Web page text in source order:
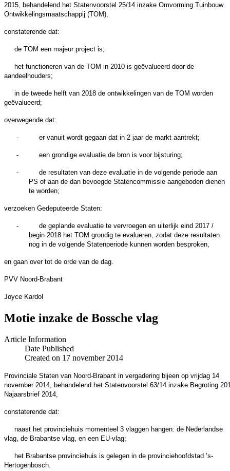
2015, behandelend het Statenvoorstel 25/14 inzake Omvorming Tuinbouw
Ontwikkelingsmaatschappij (TOM),
constaterende dat:
de TOM een majeur project is;
het functioneren van de TOM in 2010 is geëvalueerd door de
aandeelhouders;
in de tweede helft van 2018 de ontwikkelingen van de TOM worden
geëvalueerd;
overwegende dat:
- er vanuit wordt gegaan dat in 2 jaar de markt aantrekt;
- een grondige evaluatie de bron is voor bijsturing;
-
de resultaten van deze evaluatie in de volgende periode aan
PS of aan de dan bevoegde Statencommissie aangeboden dienen
te worden;
verzoeken Gedeputeerde Staten:
-
de geplande evaluatie te vervroegen en uiterlijk eind 2017 /
begin 2018 het TOM grondig te evalueren, zodat deze resultaten
nog in de volgende Statenperiode kunnen worden besproken,
en gaan over tot de orde van de dag.
PVV Noord-Brabant
Joyce Kardol
Motie inzake de Bossche vlag
Article Information
Date Published
Created on 17 november 2014
Provinciale Staten van Noord-Brabant in vergadering bijeen op vrijdag 14
november 2014, behandelend het Statenvoorstel 63/14 inzake Begroting
Najaarsbrief 2014,
constaterende dat:
naast het provinciehuis momenteel 3 vlaggen hangen: de Nederlandse
vlag, de Brabantse vlag, en een EU-vlag;
het Brabantse provinciehuis is gelegen in de provinciehoofdstad ’s-
Hertogenbosch.